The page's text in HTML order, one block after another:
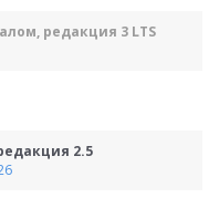
редакция 3 LTS
2.5